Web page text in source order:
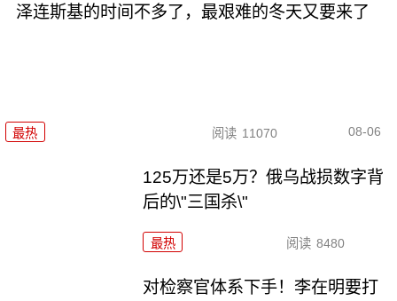
泽连斯基的时间不多了，最艰难的冬天又要来了
最热 阅读 11070 08-06
125万还是5万？俄乌战损数字背
后的\"三国杀\"
最热 阅读 8480
对检察官体系下手！李在明要打